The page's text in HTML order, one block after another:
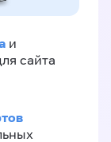
и
сайта